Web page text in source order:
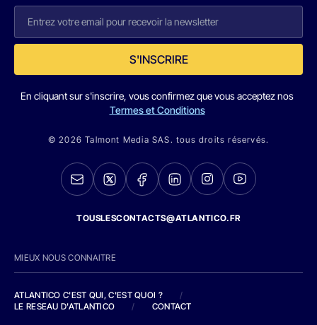
S'INSCRIRE
En cliquant sur s'inscrire, vous confirmez que vous acceptez nos
Termes et Conditions
© 2026 Talmont Media SAS. tous droits réservés.
TOUSLESCONTACTS@ATLANTICO.FR
MIEUX NOUS CONNAITRE
ATLANTICO C'EST QUI, C'EST QUOI ?
/
LE RESEAU D'ATLANTICO
/ CONTACT